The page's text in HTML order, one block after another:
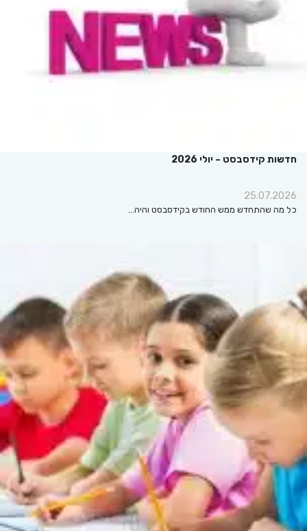
חדשות קידסבסט – יולי 2026
25.07.2026
כל מה שהתחדש ממש החודש בקידסבסט והיה…